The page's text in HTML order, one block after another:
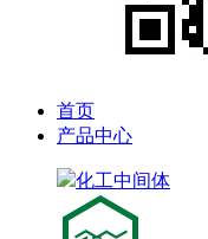
首页
产品中心
化工中间体